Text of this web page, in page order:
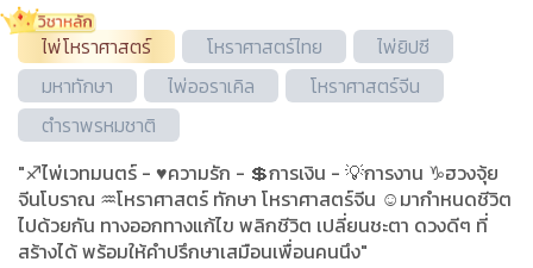
ไพ่โหราศาสตร์ โหราศาสตร์ไทย
ไพ่ยิปซี
มหาทักษา
ไพ่ออราเคิล
โหราศาสตร์จีน
ตำราพรหมชาติ
"♐ไพ่เวทมนตร์ - ♥️ความรัก - 💲การเงิน - 💡การงาน ♑ฮวงจุ้ย
จีนโบราณ ♒โหราศาสตร์ ทักษา โหราศาสตร์จีน ☺️มากำหนดชีวิต
ไปด้วยกัน ทางออกทางแก้ไข พลิกชีวิต เปลี่ยนชะตา ดวงดีๆ ที่
สร้างได้ พร้อมให้คำปรึกษาเสมือนเพื่อนคนนึง"